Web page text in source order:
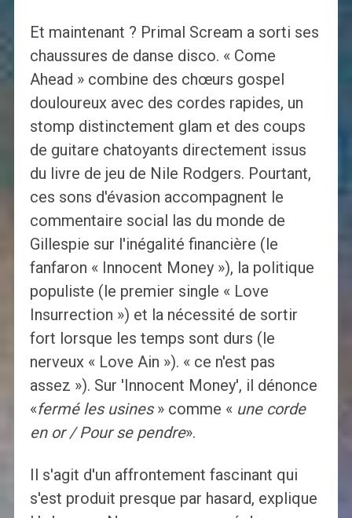
Et maintenant ? Primal Scream a sorti ses
chaussures de danse disco. « Come
Ahead » combine des chœurs gospel
douloureux avec des cordes rapides, un
stomp distinctement glam et des coups
de guitare chatoyants directement issus
du livre de jeu de Nile Rodgers. Pourtant,
ces sons d'évasion accompagnent le
commentaire social las du monde de
Gillespie sur l'inégalité financière (le
fanfaron « Innocent Money »), la politique
populiste (le premier single « Love
Insurrection ») et la nécessité de sortir
fort lorsque les temps sont durs (le
nerveux « Love Ain »). « ce n'est pas
assez »). Sur 'Innocent Money', il dénonce
«fermé les usines» comme « une corde
en or / Pour se pendre».
Il s'agit d'un affrontement fascinant qui
s'est produit presque par hasard, explique